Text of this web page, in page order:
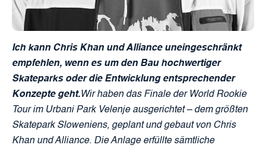
Ich kann Chris Khan und Alliance uneingeschränkt
empfehlen, wenn es um den Bau hochwertiger
Skateparks oder die Entwicklung entsprechender
Konzepte geht.Wir haben das Finale der World Rookie
Tour im Urbani Park Velenje ausgerichtet – dem größten
Skatepark Sloweniens, geplant und gebaut von Chris
Khan und Alliance. Die Anlage erfüllte sämtliche